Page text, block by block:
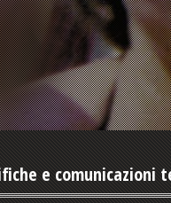
e comunicazioni